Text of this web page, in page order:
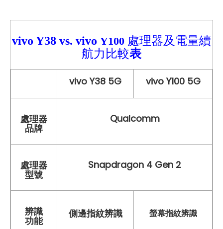
vivo Y38 vs. vivo Y100 處理器及電量續
航力比較表
vivo Y38 5G vivo Y100 5G
處理器
品牌
Qualcomm
處理器
型號
Snapdragon 4 Gen 2
辨識
功能
側邊指紋辨識 螢幕指紋辨識